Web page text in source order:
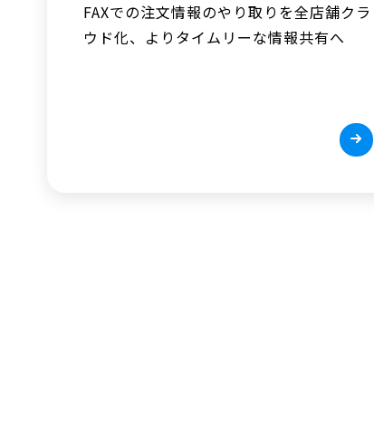
FAXでの注文情報のやり取りを全店舗クラ
ウド化、よりタイムリーな情報共有へ